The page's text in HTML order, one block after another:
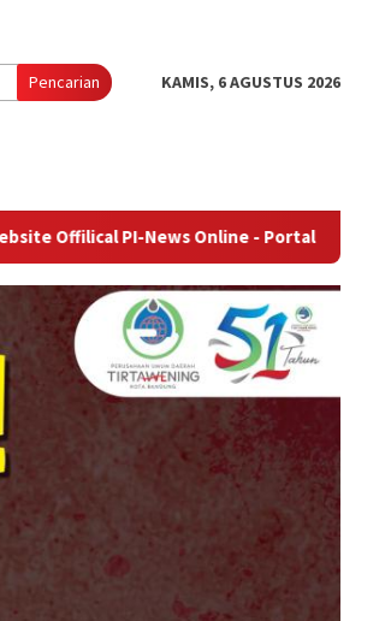
Pencarian
KAMIS, 6 AGUSTUS 2026
News Online - Portal Berita Terupdate &